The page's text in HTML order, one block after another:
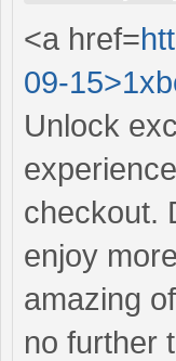
<a href=
09-
Unlock
checkout.
enjoy
amazing
no further